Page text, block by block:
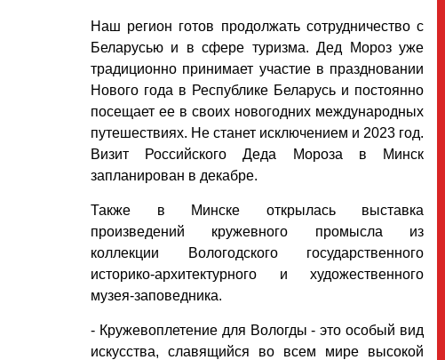
Наш регион готов продолжать сотрудничество с
Беларусью и в сфере туризма. Дед Мороз уже
традиционно принимает участие в праздновании
Нового года в Республике Беларусь и постоянно
посещает ее в своих новогодних международных
путешествиях. Не станет исключением и 2023 год.
Визит Российского Деда Мороза в Минск
запланирован в декабре.
Также в Минске открылась выставка
произведений кружевного промысла из
коллекции Вологодского государственного
историко-архитектурного и художественного
музея-заповедника.
- Кружевоплетение для Вологды - это особый вид
искусства, славящийся во всем мире высокой